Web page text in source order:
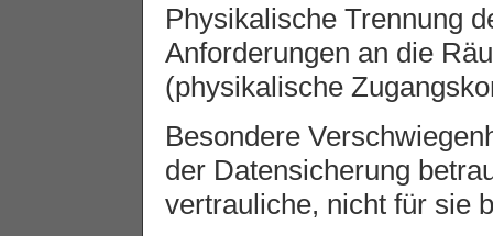
Physikalische Trennung
Anforderungen an die
(physikalische
Besondere
der Datensicherung
vertrauliche, nicht für sie